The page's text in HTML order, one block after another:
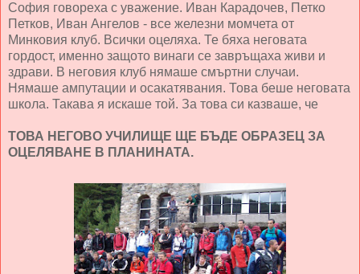
София говореха с уважение. Иван Карадочев, Петко
Петков, Иван Ангелов - все железни момчета от
Минковия клуб. Всички оцеляха. Те бяха неговата
гордост, именно защото винаги се завръщаха живи и
здрави. В неговия клуб нямаше смъртни случаи.
Нямаше ампутации и осакатявания. Това беше неговата
школа. Такава я искаше той. За това си казваше, че
ТОВА НЕГОВО УЧИЛИЩЕ ЩЕ БЪДЕ ОБРАЗЕЦ ЗА
ОЦЕЛЯВАНЕ В ПЛАНИНАТА.